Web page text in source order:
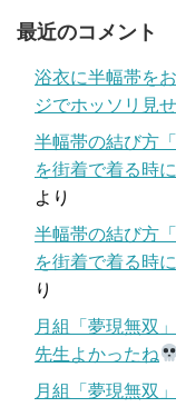
最近のコメント
浴衣に半幅帯を
ジでホッソリ見
半幅帯の結び方
を街着で着る時に
より
半幅帯の結び方
を街着で着る時に
り
月組「夢現無双
先生よかったね
月組「夢現無双